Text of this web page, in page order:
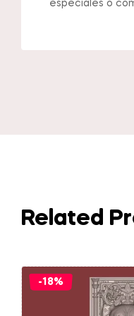
especiales o
Related
-18%